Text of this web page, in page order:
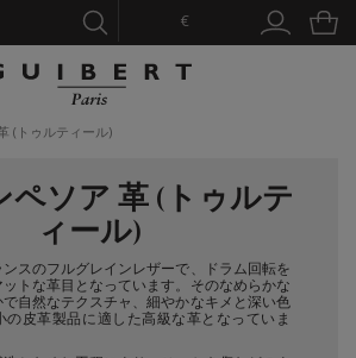
€
(トゥルティール)
ペソア 革 (トゥルテ
ィール)
スのフルグレインレザーで、ドラム回転を
トな革目となっています。そのなめらかな
自然なテクスチャ、細やかなキメと深い色
の皮革製品に適した高級な革となっていま